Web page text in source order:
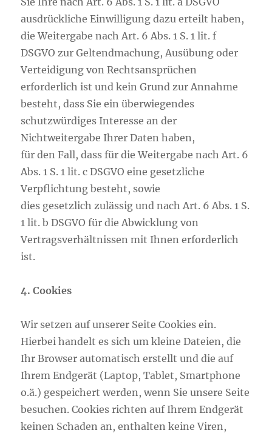
ausdrückliche Einwilligung dazu erteilt haben,
die Weitergabe nach Art. 6 Abs. 1 S. 1 lit. f
DSGVO zur Geltendmachung, Ausübung oder
Verteidigung von Rechtsansprüchen
erforderlich ist und kein Grund zur Annahme
besteht, dass Sie ein überwiegendes
schutzwürdiges Interesse an der
Nichtweitergabe Ihrer Daten haben,
für den Fall, dass für die Weitergabe nach Art. 6
Abs. 1 S. 1 lit. c DSGVO eine gesetzliche
Verpflichtung besteht, sowie
dies gesetzlich zulässig und nach Art. 6 Abs. 1 S.
1 lit. b DSGVO für die Abwicklung von
Vertragsverhältnissen mit Ihnen erforderlich
ist.
4. Cookies
Wir setzen auf unserer Seite Cookies ein.
Hierbei handelt es sich um kleine Dateien, die
Ihr Browser automatisch erstellt und die auf
Ihrem Endgerät (Laptop, Tablet, Smartphone
o.ä.) gespeichert werden, wenn Sie unsere Seite
besuchen. Cookies richten auf Ihrem Endgerät
keinen Schaden an, enthalten keine Viren,